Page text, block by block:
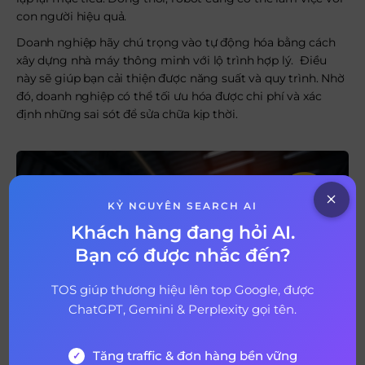
con người hiệu quả.
Doanh nghiệp hãy chú trọng vào tự động hóa bằng cách
xây dựng nhà máy thông minh với lộ trình hợp lý. Điều
này sẽ giúp bạn cải thiện được năng suất và quy trình. Nhờ
đó, doanh nghiệp có thể tối ưu hóa được chi phí và xác
định những sai sót để sửa chữa kịp thời.
Doanh nghiệp cần chú trọng vào tự động hóa để dẫn đầu
KỶ NGUYÊN SEARCH AI
Khách hàng đang hỏi AI.
Bạn có được nhắc đến?
TOS giúp thương hiệu lên top Google, được
ChatGPT, Gemini & Perplexity gọi tên.
Tăng traffic & đơn hàng bền vững